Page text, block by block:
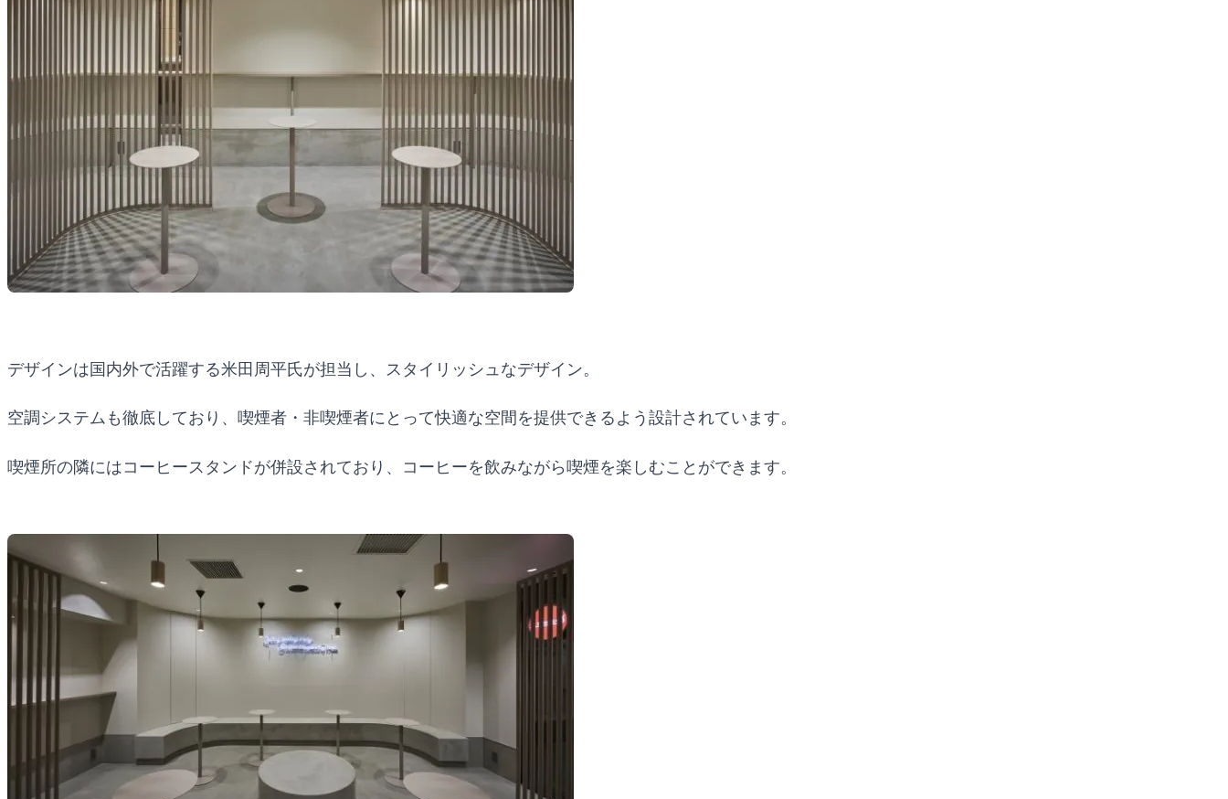
デザインは国内外で活躍する米田周平氏が担当し、スタイリッシュなデザイン。
空調システムも徹底しており、喫煙者・非喫煙者にとって快適な空間を提供できるよう設計されています。
喫煙所の隣にはコーヒースタンドが併設されており、コーヒーを飲みながら喫煙を楽しむことができます。